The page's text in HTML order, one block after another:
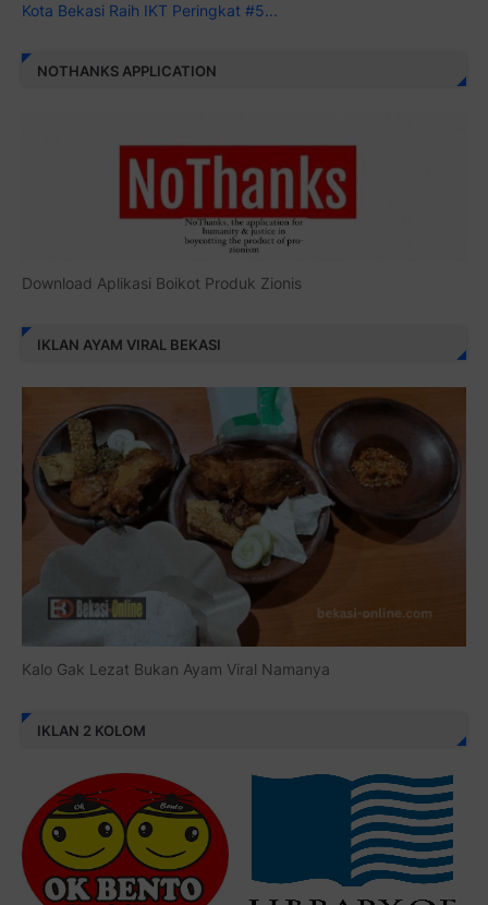
Kota Bekasi Raih IKT Peringkat #5...
NOTHANKS APPLICATION
Download Aplikasi Boikot Produk Zionis
IKLAN AYAM VIRAL BEKASI
Kalo Gak Lezat Bukan Ayam Viral Namanya
IKLAN 2 KOLOM